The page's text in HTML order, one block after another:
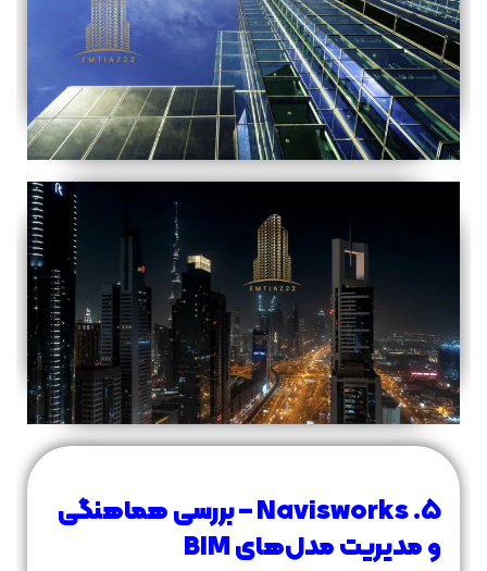
5. Navisworks – بررسی هماهنگی
و مدیریت مدل‌های BIM